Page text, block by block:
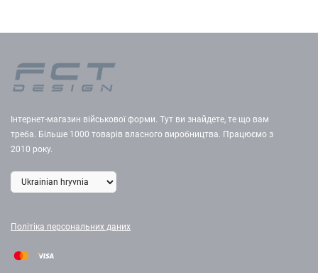
Інтернет-магазин військової форми. Тут ви знайдете, те що вам
треба. Більше 1000 товарів власного виробництва. Працюємо з
2010 року.
Політіка персональних даних